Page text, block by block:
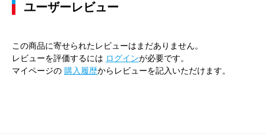
ユーザーレビュー
この商品に寄せられたレビューはまだありません。
レビューを評価するには ログインが必要です。
マイページの 購入履歴からレビューを記入いただけます。